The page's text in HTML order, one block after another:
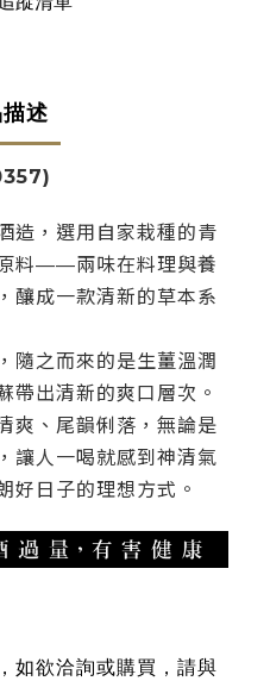
述
造，選用自家栽種的青
料——兩味在料理與養
釀成一款清新的草本系
隨之而來的是生薑溫潤
帶出清新的爽口層次。
爽、尾韻俐落，無論是
讓人一喝就感到神清氣
好日子的理想方式。
如欲洽詢或購買，請與